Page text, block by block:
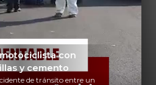
con
y cemento
de tránsito entre un